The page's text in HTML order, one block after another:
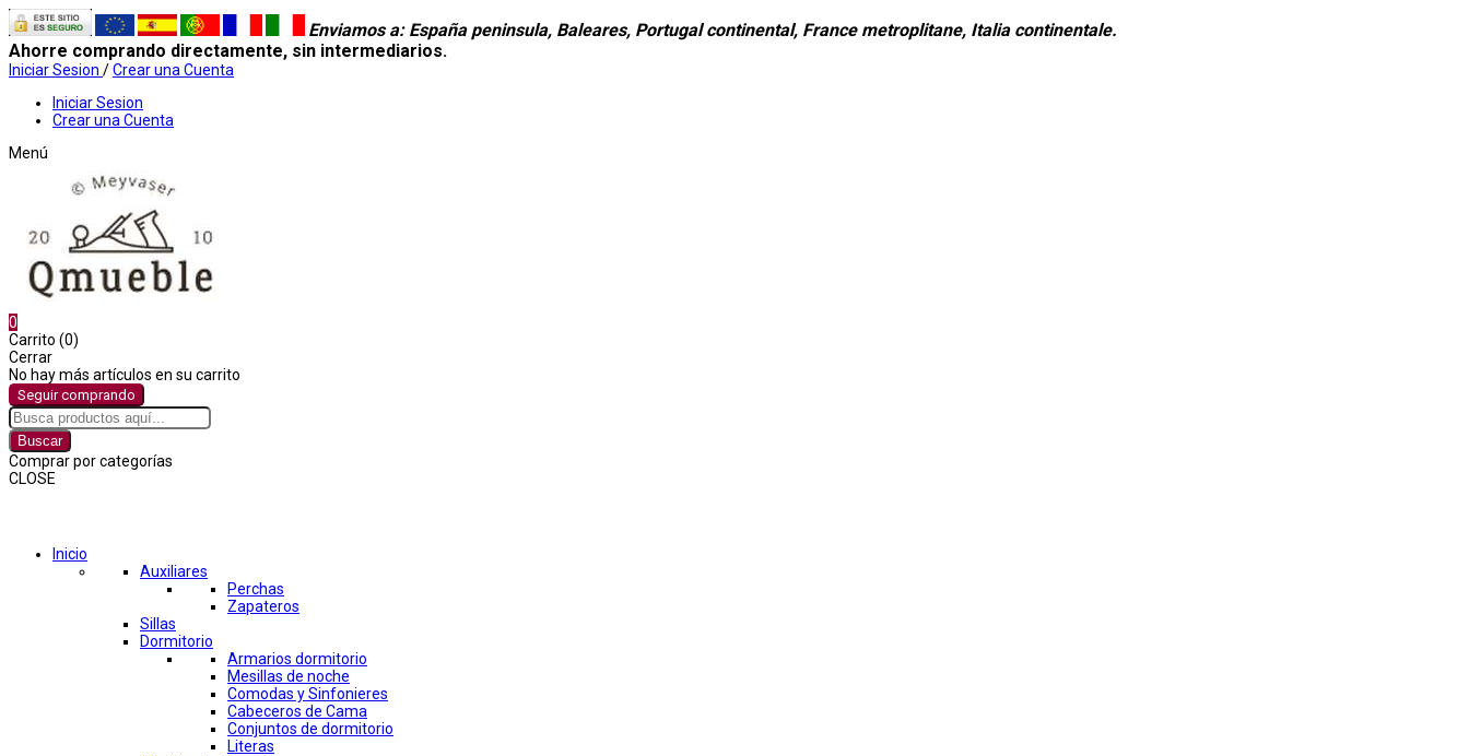
Enviamos a: España peninsula, Baleares, Portugal continental, France metroplitane, Italia continentale.
Ahorre comprando directamente, sin intermediarios.
Iniciar Sesion /Crear una Cuenta
Iniciar Sesion
Crear una Cuenta
Menú
0
Carrito (0)
Cerrar
No hay más artículos en su carrito
Seguir comprando
Buscar
Comprar por categorías
CLOSE
Inicio
Auxiliares
Perchas
Zapateros
Sillas
Dormitorio
Armarios dormitorio
Mesillas de noche
Comodas y Sinfonieres
Cabeceros de Cama
Conjuntos de dormitorio
Literas